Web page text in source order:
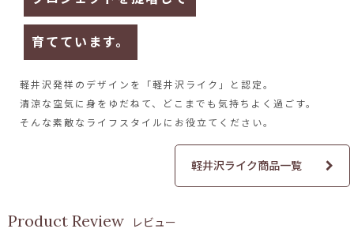
育てています。
軽井沢発祥のデザインを
「軽井沢ライク」と認定。
清涼な空気に身をゆだねて、
どこまでも気持ちよく過ごす。
そんな素敵なライフスタイルに お役立てください。
軽井沢ライク商品一覧
レビュー